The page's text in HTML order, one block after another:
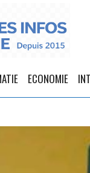
ECONOMIE